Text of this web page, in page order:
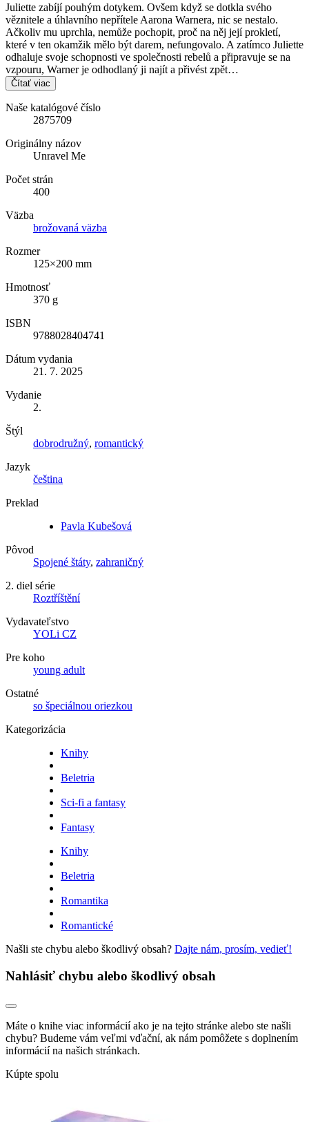
Juliette zabíjí pouhým dotykem. Ovšem když se dotkla svého
věznitele a úhlavního nepřítele Aarona Warnera, nic se nestalo.
Ačkoliv mu uprchla, nemůže pochopit, proč na něj její prokletí,
které v ten okamžik mělo být darem, nefungovalo. A zatímco Juliette
odhaluje svoje schopnosti ve společnosti rebelů a připravuje se na
vzpouru, Warner je odhodlaný ji najít a přivést zpět…
Čítať viac
Naše katalógové číslo
2875709
Originálny názov
Unravel Me
Počet strán
400
Väzba
brožovaná väzba
Rozmer
125×200 mm
Hmotnosť
370 g
ISBN
9788028404741
Dátum vydania
21. 7. 2025
Vydanie
2.
Štýl
dobrodružný, romantický
Jazyk
čeština
Preklad
Pavla Kubešová
Pôvod
Spojené štáty, zahraničný
2. diel série
Roztříštění
Vydavateľstvo
YOLi CZ
Pre koho
young adult
Ostatné
so špeciálnou oriezkou
Kategorizácia
Knihy
Beletria
Sci-fi a fantasy
Fantasy
Knihy
Beletria
Romantika
Romantické
Našli ste chybu alebo škodlivý obsah? Dajte nám, prosím, vedieť!
Nahlásiť chybu alebo škodlivý obsah
Máte o knihe viac informácií ako je na tejto stránke alebo ste našli
chybu? Budeme vám veľmi vďační, ak nám pomôžete s doplnením
informácií na našich stránkach.
Kúpte spolu